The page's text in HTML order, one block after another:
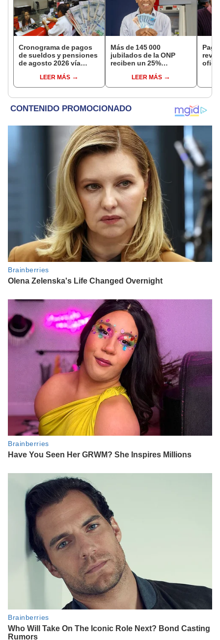
Cronograma de pagos
de sueldos y pensiones
de agosto 2026 vía
conoce las fechas de
depósito
LEER MÁS
Más de 145 000
jubilados de la ONP
reciben un 25%
en agostoLEER MÁS